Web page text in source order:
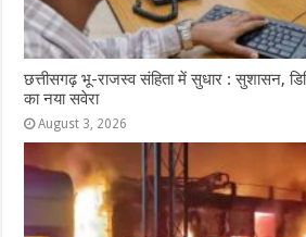
छत्तीसगढ़ भू-राजस्व संहिता में सुधार : सुशासन,
का नया सवेरा
August 3, 2026